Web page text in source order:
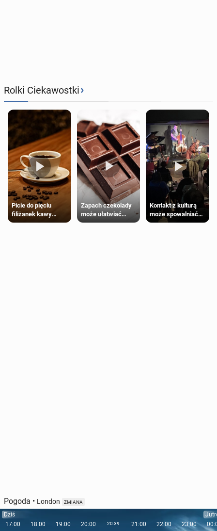
Rolki Ciekawostki›
Picie do pięciu
filiżanek kawy
dziennie jest
Zapach czekolady
może ułatwiać
trening siłowy
Kontakt z kulturą
może spowalniać
starzenie
Pogoda • London ZMIANA
Dziś
17:00
18:00 19:00 20:00 20:39 21:00 22:00 23:00